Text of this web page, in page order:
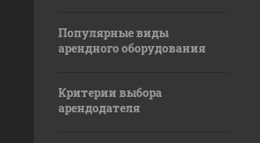
Популярные виды
арендного оборудования
Критерии выбора
арендодателя